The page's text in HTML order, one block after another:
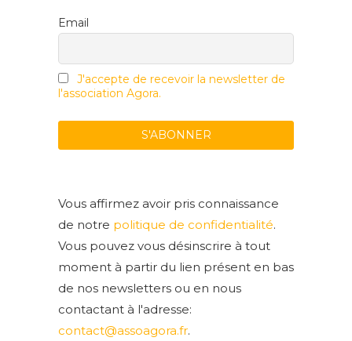
Email
J'accepte de recevoir la newsletter de
l'association Agora.
Vous affirmez avoir pris connaissance
de notre politique de confidentialité.
Vous pouvez vous désinscrire à tout
moment à partir du lien présent en bas
de nos newsletters ou en nous
contactant à l'adresse:
contact@assoagora.fr.